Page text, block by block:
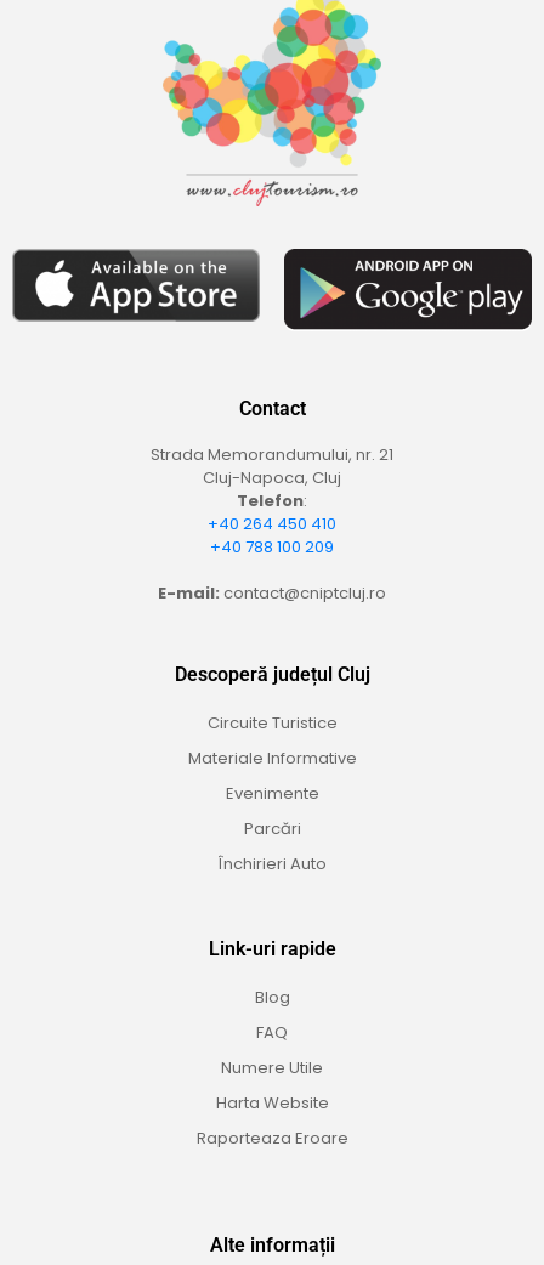
Contact
Strada Memorandumului, nr. 21
Cluj-Napoca, Cluj
Telefon:
+40 264 450 410
+40 788 100 209
E-mail: contact@cniptcluj.ro
Descoperă județul Cluj
Circuite Turistice
Materiale Informative
Evenimente
Parcări
Închirieri Auto
Link-uri rapide
Blog
FAQ
Numere Utile
Harta Website
Raporteaza Eroare
Alte informații